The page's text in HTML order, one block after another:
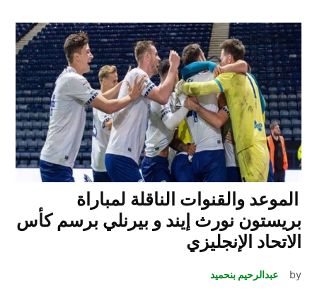
الموعد والقنوات الناقلة لمباراة
بريستون نورث إيند و بيرنلي برسم كأس
الاتحاد الإنجليزي
by
عبدالرحيم بنحميد